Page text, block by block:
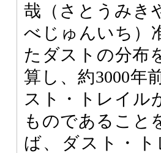
哉（さとうみき
べじゅんいち）
たダストの分布
算し、約3000年
スト・トレイル
ものであること
ば、ダスト・